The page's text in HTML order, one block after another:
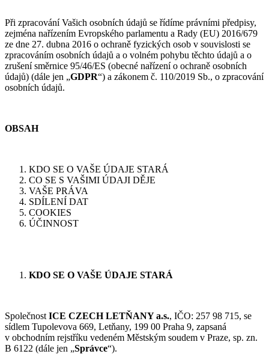
Při zpracování Vašich osobních údajů se řídíme právními předpisy,
zejména nařízením Evropského parlamentu a Rady (EU) 2016/679
ze dne 27. dubna 2016 o ochraně fyzických osob v souvislosti se
zpracováním osobních údajů a o volném pohybu těchto údajů a o
zrušení směrnice 95/46/ES (obecné nařízení o ochraně osobních
údajů) (dále jen „GDPR“) a zákonem č. 110/2019 Sb., o zpracování
osobních údajů.
OBSAH
KDO SE O VAŠE ÚDAJE STARÁ
CO SE S VAŠIMI ÚDAJI DĚJE
VAŠE PRÁVA
SDÍLENÍ DAT
COOKIES
ÚČINNOST
KDO SE O VAŠE ÚDAJE STARÁ
Společnost ICE CZECH LETŇANY a.s., IČO: 257 98 715, se
sídlem Tupolevova 669, Letňany, 199 00 Praha 9, zapsaná
v obchodním rejstříku vedeném Městským soudem v Praze, sp. zn.
B 6122 (dále jen „Správce“).